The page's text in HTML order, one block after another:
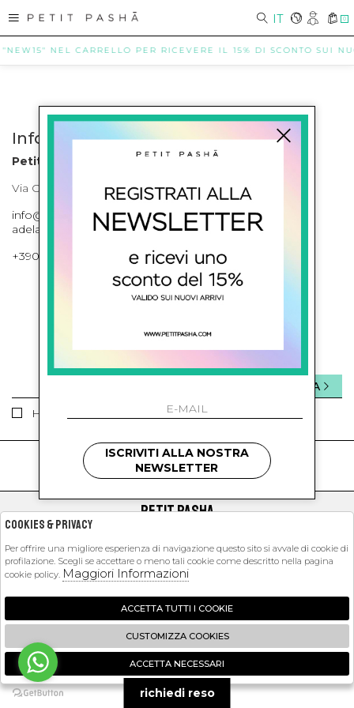
IT 0
NEL CARRELLO PER RICEVERE IL 15% DI SCONTO SUI
Info contatti
Petit Pasha
Via Cilea, 255 Napoli Corso Umberto I 301 Napoli
info@petitpasha.com, petitpasha@hotmail.it,
adelaide.petitpasha@hotmail.com
+39081643421 , +390812351280
ISCRIVITI ALLA NEWSLETTER
Ho letto ed accettato le condizioni sulla privacy.
INVIA
kids
PETIT PASHA
EXTRA
2026 Petit Pasha - P.iva : 09423341214 Powered by
Zucchetti
🍪
ISCRIVITI ALLA NOSTRA
NEWSLETTER
richiedi reso
Cookies & Privacy
Per offrire una migliore esperienza di navigazione questo sito si avvale di cookie di
profilazione. Scegli se accettare o meno tali cookie come descritto nella pagina
cookie policy. Maggiori Informazioni
ACCETTA TUTTI I COOKIE
CUSTOMIZZA COOKIES
ACCETTA NECESSARI